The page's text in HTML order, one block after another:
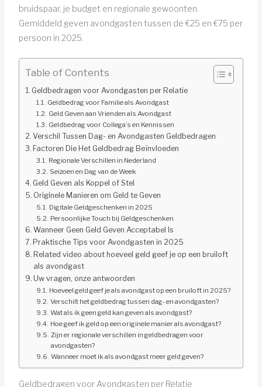
bruidspaar, je budget en regionale gewoonten.
Gemiddeld geven avondgasten tussen de €25 en €75 per
persoon in 2025.
Table of Contents
Geldbedragen voor Avondgasten per Relatie
Geldbedrag voor Familie als Avondgast
Geld Geven aan Vrienden als Avondgast
Geldbedrag voor Collega’s en Kennissen
Verschil Tussen Dag- en Avondgasten Geldbedragen
Factoren Die Het Geldbedrag Beïnvloeden
Regionale Verschillen in Nederland
Seizoen en Dag van de Week
Geld Geven als Koppel of Stel
Originele Manieren om Geld te Geven
Digitale Geldgeschenken in 2025
Persoonlijke Touch bij Geldgeschenken
Wanneer Geen Geld Geven Acceptabel Is
Praktische Tips voor Avondgasten in 2025
Related video about hoeveel geld geef je op een bruiloft
als avondgast
Uw vragen, onze antwoorden
Hoeveel geld geef je als avondgast op een bruiloft in 2025?
Verschilt het geldbedrag tussen dag- en avondgasten?
Wat als ik geen geld kan geven als avondgast?
Hoe geef ik geld op een originele manier als avondgast?
Zijn er regionale verschillen in geldbedragen voor
avondgasten?
Wanneer moet ik als avondgast meer geld geven?
Geldbedragen voor Avondgasten per Relatie